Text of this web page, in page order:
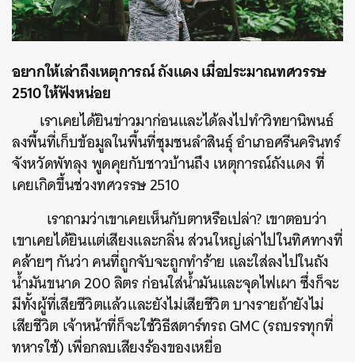
อยากให้เล่าถึงเหตุการณ์ ถังแดง เมื่อประมาณทศวรรษ
2510 ให้ฟังหน่อย
เราเคยได้ยินข่าวมาก่อนและได้ลงไปทำวิทยานิพนธ์
ลงพื้นที่เก็บข้อมูลในพื้นที่ชุมชนลำสินธุ์ อำเภอศรีนครินทร์
จังหวัดพัทลุงพูดคุยกับชาวบ้านถึง เหตุการณ์ถังแดง ที่
เคยเกิดขึ้นช่วงทศวรรษ 2510
เราถามว่าเขาเคยเห็นกับตาหรือเปล่า? เขาตอบว่า
เขาเคยได้ยินแต่เสียงและกลิ่น ส่วนใหญ่เล่าไปในทิศทางที่
คล้ายๆ กันว่า คนที่ถูกจับจะถูกทำร้าย และใส่ลงไปในถัง
น้ำมันขนาด 200 ลิตร ก่อนใส่น้ำมันและจุดไฟเผา ซึ่งก็จะ
มีทั้งผู้ที่เสียชีวิตแล้วและยังไม่เสียชีวิต บางรายถ้ายังไม่
เสียชีวิต เจ้าหน้าที่ก็จะใช้วิธีสตาร์ทรถ GMC (รถบรรทุกที่
ทหารใช้) เพื่อกลบเสียงร้องของเหยื่อ